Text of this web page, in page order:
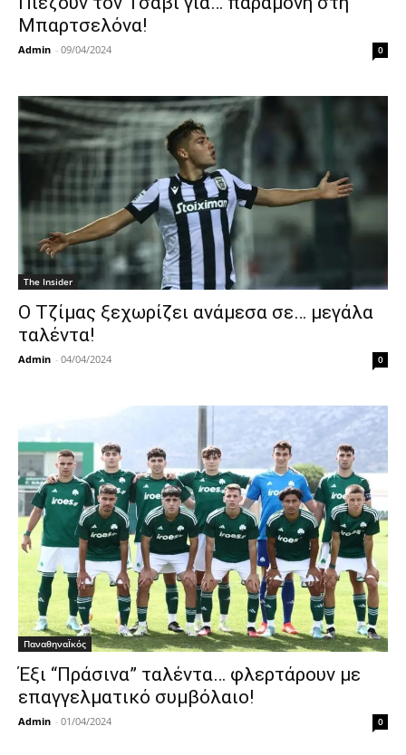
Μπαρτσελόνα!
Admin - 09/04/2024 0
The Insider
Ο Τζίμας ξεχωρίζει ανάμεσα σε… μεγάλα
ταλέντα!
Admin - 04/04/2024 0
ΠαναθηναΪκός
Έξι “Πράσινα” ταλέντα… φλερτάρουν με
επαγγελματικό συμβόλαιο!
Admin - 01/04/2024 0